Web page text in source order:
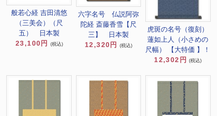
般若心経 吉田清悠
（三美会）（尺
五） 日本製
23,100円
(税込)
六字名号 仏説阿弥
陀経 斎藤香雪【尺
三】 日本製
12,320円
(税込)
虎斑の名号（復刻）
蓮如上人（小さめの
尺幅） 【大特価 】！
12,302円
(税込)